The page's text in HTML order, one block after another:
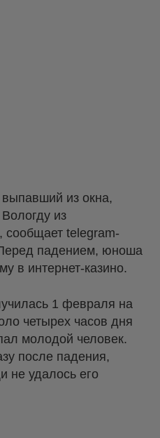
из окна,
из
сообщает telegram-
падением, юноша
в интернет-казино.
1 февраля на
четырех часов дня
молодой человек.
после падения,
не удалось его